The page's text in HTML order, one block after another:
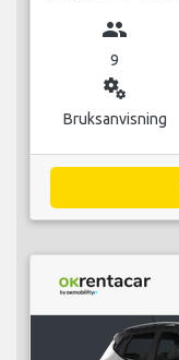
group
9
miscellaneous_services
Bruksanvisning